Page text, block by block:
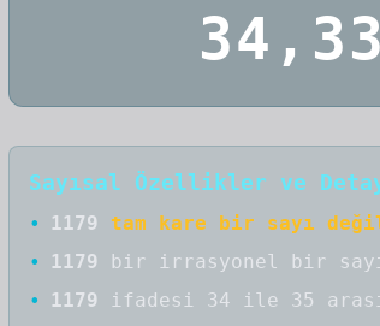
Sayısal Özellikler ve
• 1179 tam kare bir sayı
•
1179 bir irrasyonel bir
•
1179
ifadesi 34 ile 35